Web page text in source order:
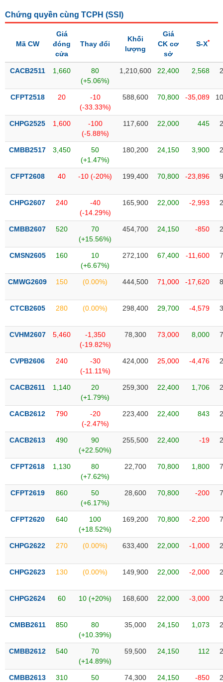
thị
Chứng quyền cùng TCPH (SSI )
Mã CW
Giá
đóng
cửa
Thay đổi
Khối
lượng
Giá
CK cơ
sở
S-X*
CACB2511 1,660
80
(+5.06%)
1,210,600 22,400 2,568
CFPT2518 20
-10
(-33.33%)
588,600 70,800 -35,089
CHPG2525 1,600
-100
(-5.88%)
117,600 22,000 445
CMBB2517 3,450
50
(+1.47%)
180,200 24,150 3,900
CFPT2608 40 -10 (-20%) 199,400 70,800 -23,896
CHPG2607 240
-40
(-14.29%)
165,900 22,000 -2,993
CMBB2607 520
70
(+15.56%)
454,700 24,150 -850
CMSN2605 160
10
(+6.67%)
272,100 67,400 -11,600
CMWG2609 150 (0.00%) 444,500 71,000 -17,620
CTCB2605 280 (0.00%) 298,400 29,700 -4,579
CVHM2607 5,460
-1,350
(-19.82%)
78,300 73,000 8,000
CVPB2606 240
-30
(-11.11%)
424,000 25,000 -4,476
CACB2611 1,140
20
(+1.79%)
259,300 22,400 1,706
CACB2612 790
-20
(-2.47%)
223,400 22,400 843
CACB2613 490
90
(+22.50%)
255,500 22,400 -19
CFPT2618 1,130
80
(+7.62%)
22,700 70,800 1,800
CFPT2619 860
50
(+6.17%)
28,600 70,800 -200
CFPT2620 640
100
(+18.52%)
169,200 70,800 -2,200
CHPG2622 270 (0.00%) 633,400 22,000 -1,000
CHPG2623 130 (0.00%) 149,900 22,000 -2,000
CHPG2624 60 10 (+20%) 168,600 22,000 -3,000
CMBB2611 850
80
(+10.39%)
35,000 24,150 1,073
CMBB2612 540
70
(+14.89%)
59,500 24,150 112
CMBB2613 310
50
74,300 24,150 -850
TIÊU
KHÔNG
THIẾT
DÙNG
THIẾT
SÓC
KHỎE
CHÍNH
CÔNG
THÔNG
TIN
DỊCH
TRUYỀN
THÔNG
TIỆN
ĐỘNG
SẢN
Mã
khoán
(-)
Tất cả Cổ phiếu Chỉ số Chứng chỉ quỹ Chứng